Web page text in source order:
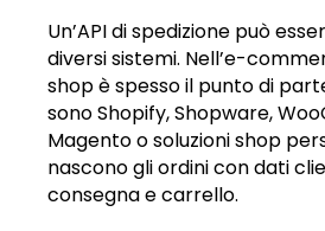
Un’API di spedizione può
diversi sistemi. Nell’e-
shop è spesso il punto di
sono Shopify, Shopware,
Magento o soluzioni shop
nascono gli ordini con dati
consegna e carrello.